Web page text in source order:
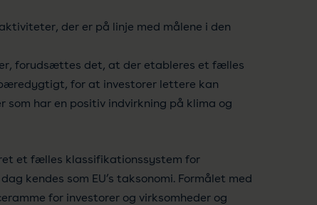
der er på linje med målene i den
forudsættes det, at der etableres et fælles
for at investorer lettere kan
har en positiv indvirkning på klima og
et fælles klassifikationssystem for
kendes som EU’s taksonomi. Formålet med
for investorer og virksomheder og